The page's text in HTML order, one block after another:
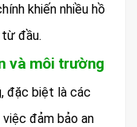
khiến nhiều hồ
đầu.
và môi trường
đặc biệt là các
việc đảm bảo an